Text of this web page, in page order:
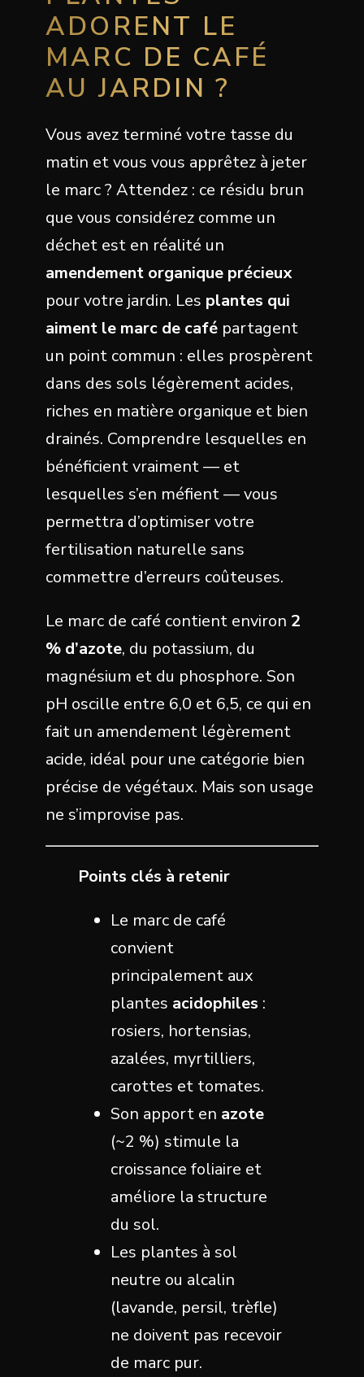
ADORENT LE
MARC DE CAFÉ
AU JARDIN ?
Vous avez terminé votre tasse du
matin et vous vous apprêtez à jeter
le marc ? Attendez : ce résidu brun
que vous considérez comme un
déchet est en réalité un
amendement organique précieux
pour votre jardin. Les plantes qui
aiment le marc de café partagent
un point commun : elles prospèrent
dans des sols légèrement acides,
riches en matière organique et bien
drainés. Comprendre lesquelles en
bénéficient vraiment — et
lesquelles s’en méfient — vous
permettra d’optimiser votre
fertilisation naturelle sans
commettre d’erreurs coûteuses.
Le marc de café contient environ 2
% d’azote, du potassium, du
magnésium et du phosphore. Son
pH oscille entre 6,0 et 6,5, ce qui en
fait un amendement légèrement
acide, idéal pour une catégorie bien
précise de végétaux. Mais son usage
ne s’improvise pas.
Points clés à retenir
Le marc de café
convient
principalement aux
plantes acidophiles :
rosiers, hortensias,
azalées, myrtilliers,
carottes et tomates.
Son apport en azote
(~2 %) stimule la
croissance foliaire et
améliore la structure
du sol.
Les plantes à sol
neutre ou alcalin
(lavande, persil, trèfle)
ne doivent pas recevoir
de marc pur.